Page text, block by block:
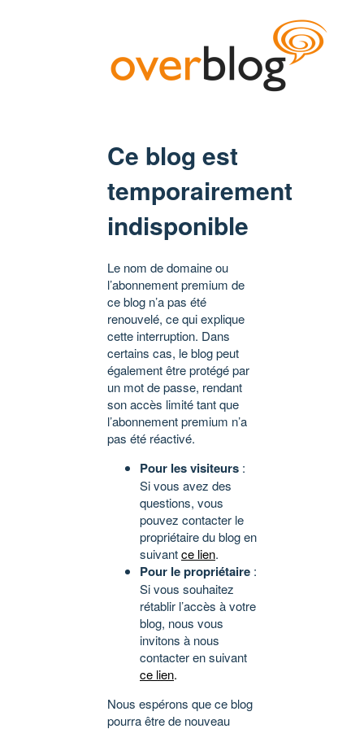
Ce blog est
temporairement
indisponible
Le nom de domaine ou
l’abonnement premium de
ce blog n’a pas été
renouvelé, ce qui explique
cette interruption. Dans
certains cas, le blog peut
également être protégé par
un mot de passe, rendant
son accès limité tant que
l’abonnement premium n’a
pas été réactivé.
Pour les visiteurs :
Si vous avez des
questions, vous
pouvez contacter le
propriétaire du blog en
suivantce lien.
Pour le propriétaire :
Si vous souhaitez
rétablir l’accès à votre
blog, nous vous
invitons à nous
contacter en suivant
ce lien.
Nous espérons que ce blog
pourra être de nouveau